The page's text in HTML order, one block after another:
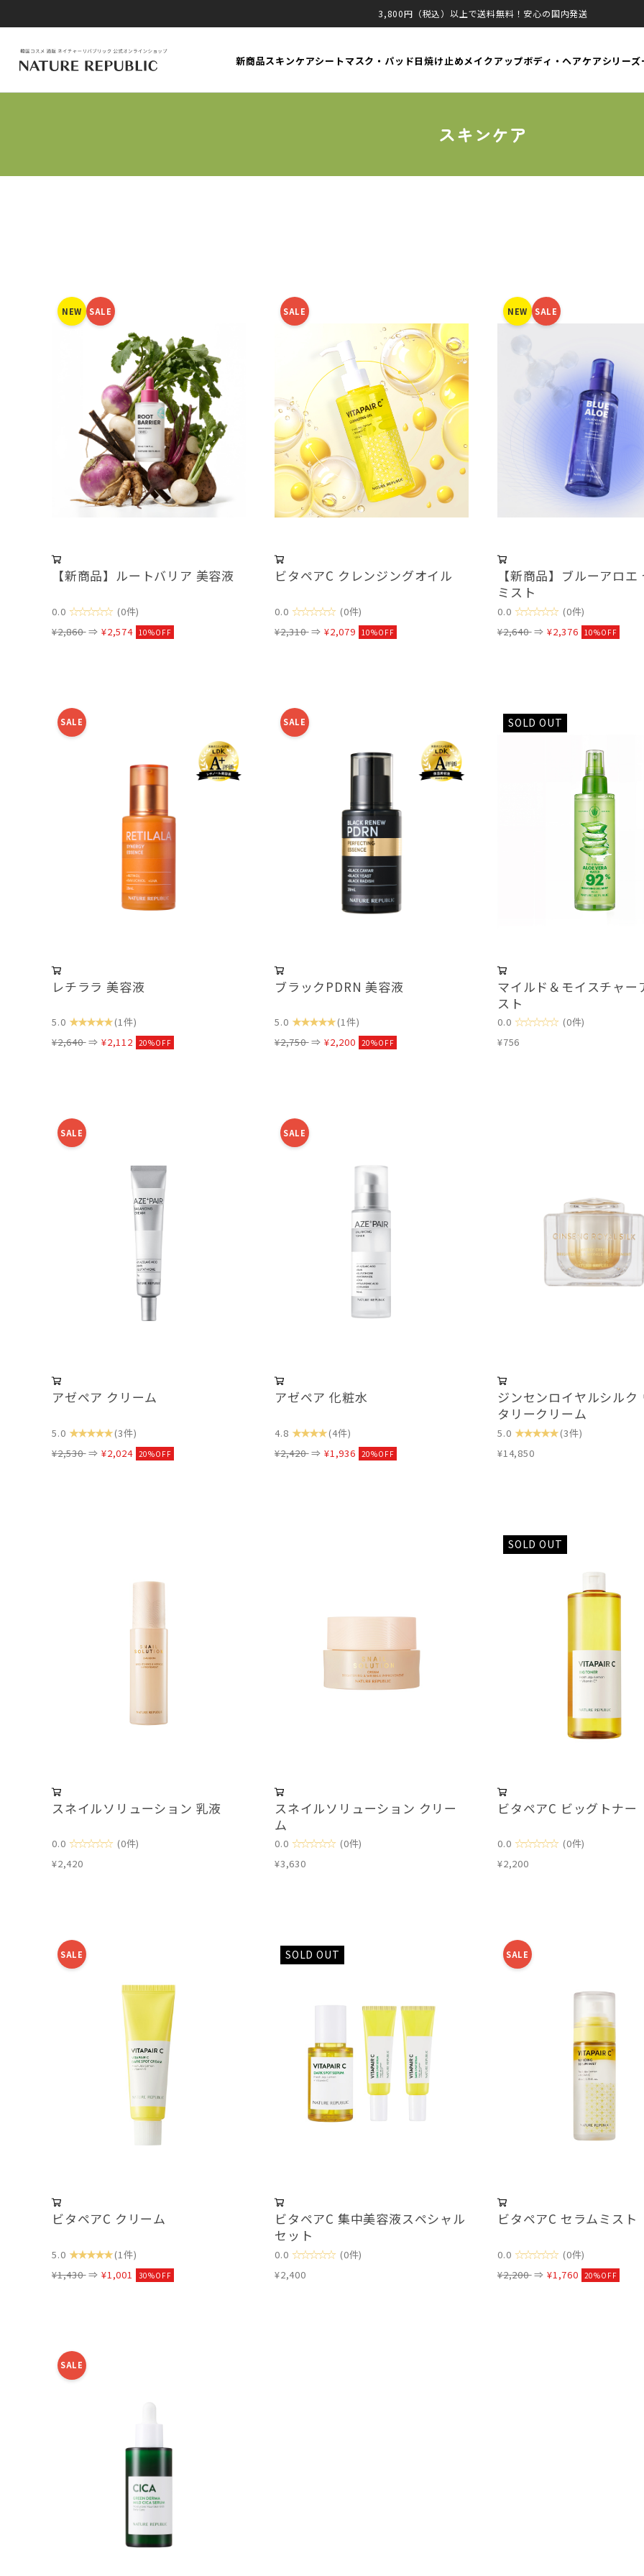
3,800円（税込）以上で送料無料！安心の国内発送
新商品スキンケアシートマスク・パッド日焼け止めメイクアップボディ・ヘアケアシリー
スキンケア
NEW SALE
【新商品】ルートバリア 美容液
0.0 ☆☆☆☆☆ (0件)
¥2,860⇒¥2,574 10%OFF
SALE
ビタペアC クレンジングオイル
0.0 ☆☆☆☆☆ (0件)
¥2,310⇒¥2,079 10%OFF
NEW SALE
【新商品】ブルーアロエ
ミスト
0.0 ☆☆☆☆☆ (0件)
¥2,640⇒¥2,376 10%OFF
SALE
レチララ 美容液
5.0 ★★★★★(1件)
¥2,640⇒¥2,112 20%OFF
SALE
ブラックPDRN 美容液
5.0 ★★★★★(1件)
¥2,750⇒¥2,200 20%OFF
SOLD OUT
マイルド＆モイスチャー
スト
0.0 ☆☆☆☆☆ (0件)
¥756
SALE
アゼペア クリーム
5.0 ★★★★★(3件)
¥2,530⇒¥2,024 20%OFF
SALE
アゼペア 化粧水
4.8 ★★★★(4件)
¥2,420⇒¥1,936 20%OFF
ジンセンロイヤルシルク
タリークリーム
5.0 ★★★★★(3件)
¥14,850
スネイルソリューション 乳液
0.0 ☆☆☆☆☆ (0件)
¥2,420
スネイルソリューション クリー
ム
0.0 ☆☆☆☆☆ (0件)
¥3,630
SOLD OUT
ビタペアC ビッグトナー
0.0 ☆☆☆☆☆ (0件)
¥2,200
SALE
ビタペアC クリーム
5.0 ★★★★★(1件)
¥1,430⇒¥1,001 30%OFF
SOLD OUT
ビタペアC 集中美容液スペシャル
セット
0.0 ☆☆☆☆☆ (0件)
¥2,400
SALE
ビタペアC セラムミスト
0.0 ☆☆☆☆☆ (0件)
¥2,200⇒¥1,760 20%OFF
SALE